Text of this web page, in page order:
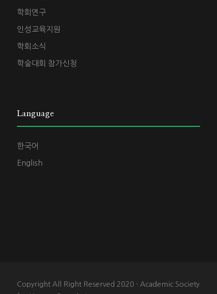
학회연구
인성교육지원
학회소식
학술대회 참가신청
Language
한국어
English
Copyright All Right Reserved 2020 · Academic Society